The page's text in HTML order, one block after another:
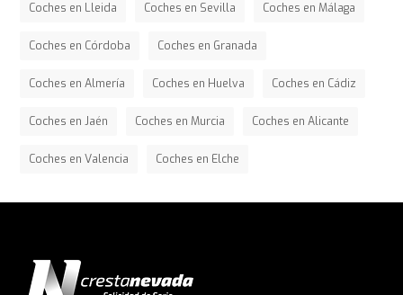
Coches en Lleida Coches en Sevilla Coches en Málaga
Coches en Córdoba Coches en Granada
Coches en Almería Coches en Huelva Coches en Cádiz
Coches en Jaén Coches en Murcia Coches en Alicante
Coches en Valencia Coches en Elche